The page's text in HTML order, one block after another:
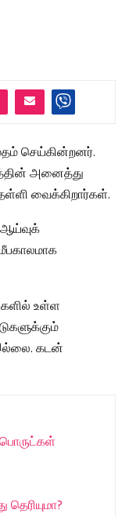
செய்கின்றனர்.
அனைத்து
வைக்கிறார்கள்.
ஆய்வுக்
உள்ள
கடன்